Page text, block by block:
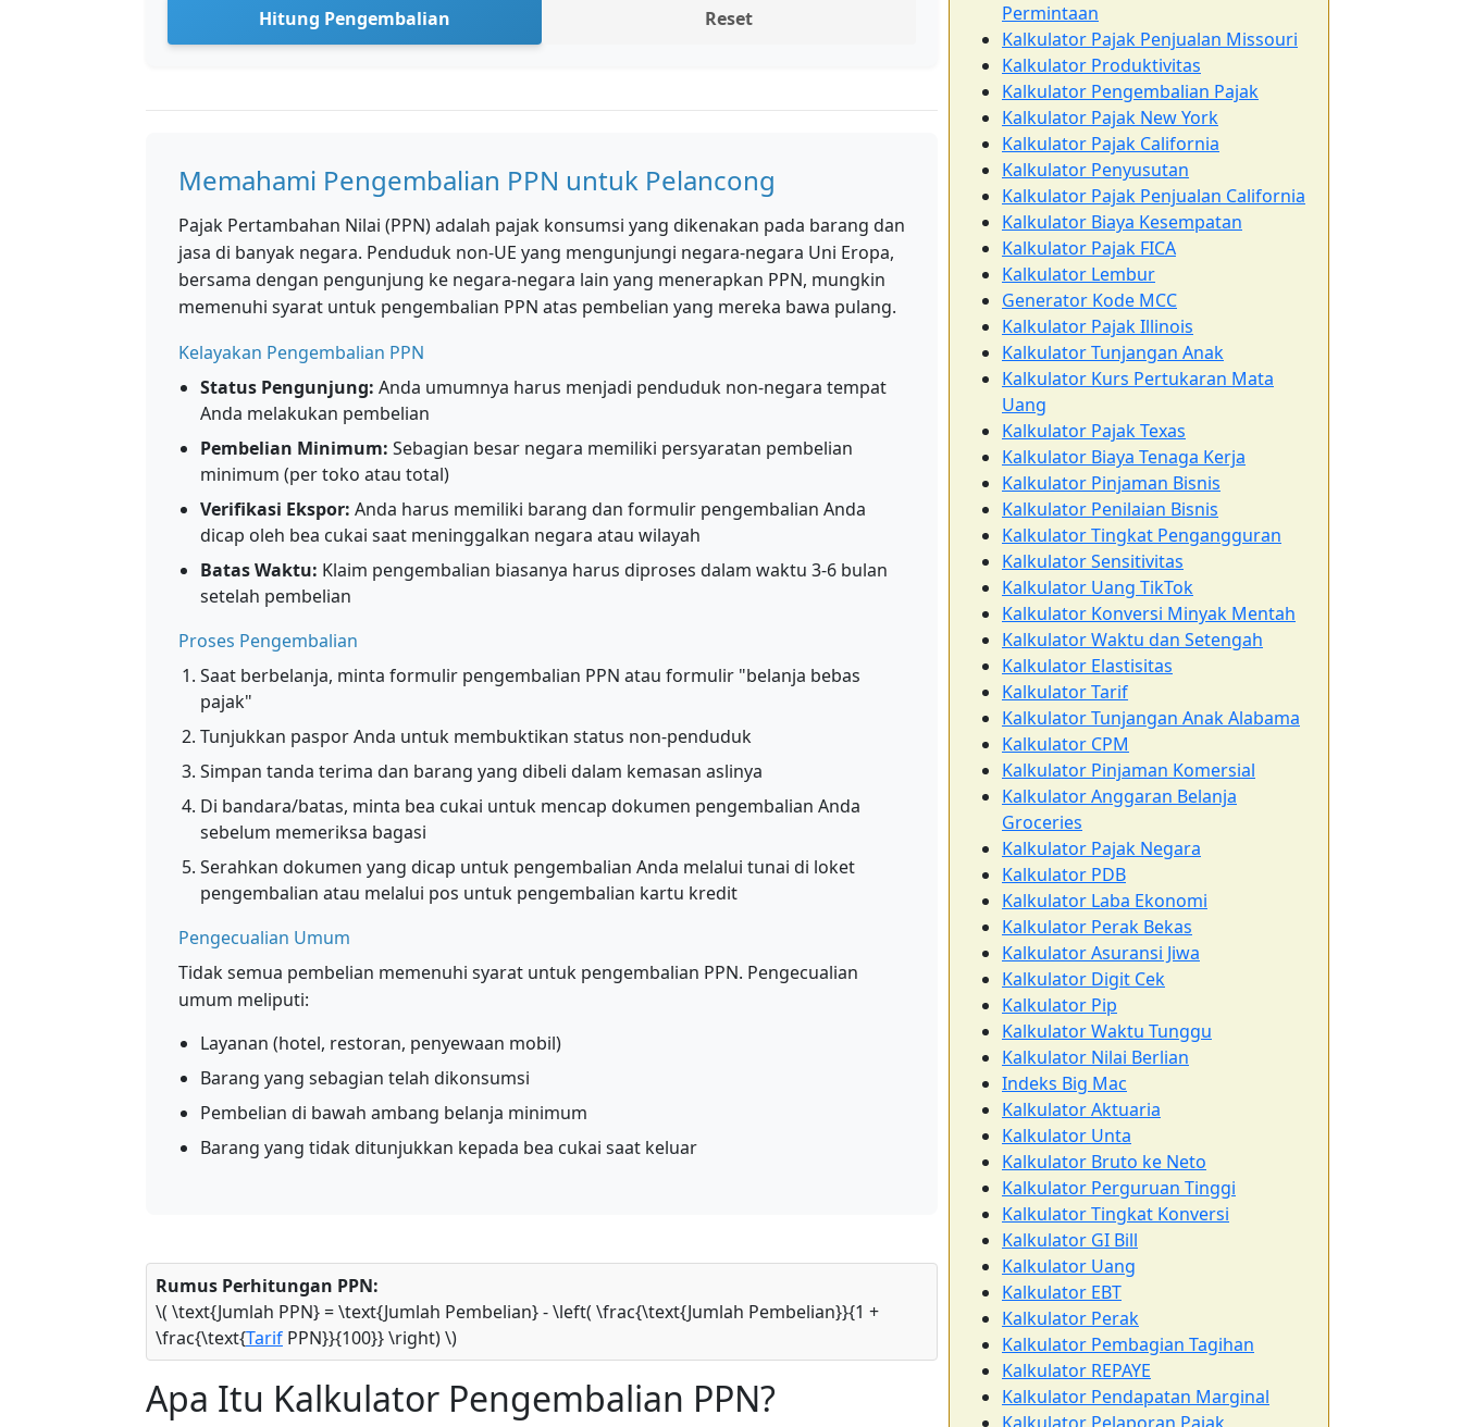
Hitung Pengembalian Reset
Memahami Pengembalian PPN untuk Pelancong
Pajak Pertambahan Nilai (PPN) adalah pajak konsumsi yang dikenakan pada barang dan
jasa di banyak negara. Penduduk non-UE yang mengunjungi negara-negara Uni Eropa,
bersama dengan pengunjung ke negara-negara lain yang menerapkan PPN, mungkin
memenuhi syarat untuk pengembalian PPN atas pembelian yang mereka bawa pulang.
Kelayakan Pengembalian PPN
Status Pengunjung: Anda umumnya harus menjadi penduduk non-negara tempat
Anda melakukan pembelian
Pembelian Minimum: Sebagian besar negara memiliki persyaratan pembelian
minimum (per toko atau total)
Verifikasi Ekspor: Anda harus memiliki barang dan formulir pengembalian Anda
dicap oleh bea cukai saat meninggalkan negara atau wilayah
Batas Waktu: Klaim pengembalian biasanya harus diproses dalam waktu 3-6 bulan
setelah pembelian
Proses Pengembalian
Saat berbelanja, minta formulir pengembalian PPN atau formulir "belanja bebas
pajak"
Tunjukkan paspor Anda untuk membuktikan status non-penduduk
Simpan tanda terima dan barang yang dibeli dalam kemasan aslinya
Di bandara/batas, minta bea cukai untuk mencap dokumen pengembalian Anda
sebelum memeriksa bagasi
Serahkan dokumen yang dicap untuk pengembalian Anda melalui tunai di loket
pengembalian atau melalui pos untuk pengembalian kartu kredit
Pengecualian Umum
Tidak semua pembelian memenuhi syarat untuk pengembalian PPN. Pengecualian
umum meliputi:
Layanan (hotel, restoran, penyewaan mobil)
Barang yang sebagian telah dikonsumsi
Pembelian di bawah ambang belanja minimum
Barang yang tidak ditunjukkan kepada bea cukai saat keluar
Rumus Perhitungan PPN:
\( \text{Jumlah PPN} = \text{Jumlah Pembelian} - \left( \frac{\text{Jumlah Pembelian}}{1 +
\frac{\text{Tarif PPN}}{100}} \right) \)
Apa Itu Kalkulator Pengembalian PPN?
Permintaan
Kalkulator Pajak Penjualan Missouri
Kalkulator Produktivitas
Kalkulator Pengembalian Pajak
Kalkulator Pajak New York
Kalkulator Pajak California
Kalkulator Penyusutan
Kalkulator Pajak Penjualan California
Kalkulator Biaya Kesempatan
Kalkulator Pajak FICA
Kalkulator Lembur
Generator Kode MCC
Kalkulator Pajak Illinois
Kalkulator Tunjangan Anak
Kalkulator Kurs Pertukaran Mata
Uang
Kalkulator Pajak Texas
Kalkulator Biaya Tenaga Kerja
Kalkulator Pinjaman Bisnis
Kalkulator Penilaian Bisnis
Kalkulator Tingkat Pengangguran
Kalkulator Sensitivitas
Kalkulator Uang TikTok
Kalkulator Konversi Minyak Mentah
Kalkulator Waktu dan Setengah
Kalkulator Elastisitas
Kalkulator Tarif
Kalkulator Tunjangan Anak Alabama
Kalkulator CPM
Kalkulator Pinjaman Komersial
Kalkulator Anggaran Belanja
Groceries
Kalkulator Pajak Negara
Kalkulator PDB
Kalkulator Laba Ekonomi
Kalkulator Perak Bekas
Kalkulator Asuransi Jiwa
Kalkulator Digit Cek
Kalkulator Pip
Kalkulator Waktu Tunggu
Kalkulator Nilai Berlian
Indeks Big Mac
Kalkulator Aktuaria
Kalkulator Unta
Kalkulator Bruto ke Neto
Kalkulator Perguruan Tinggi
Kalkulator Tingkat Konversi
Kalkulator GI Bill
Kalkulator Uang
Kalkulator EBT
Kalkulator Perak
Kalkulator Pembagian Tagihan
Kalkulator REPAYE
Kalkulator Pendapatan Marginal